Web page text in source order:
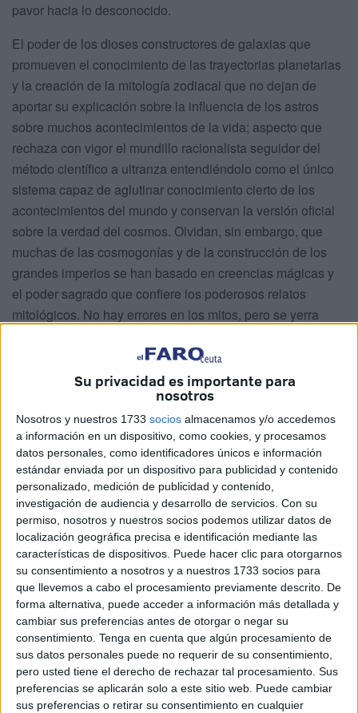
Su privacidad es importante para
nosotros
Nosotros y nuestros 1733 socios almacenamos y/o accedemos
a información en un dispositivo, como cookies, y procesamos
datos personales, como identificadores únicos e información
estándar enviada por un dispositivo para publicidad y contenido
personalizado, medición de publicidad y contenido,
investigación de audiencia y desarrollo de servicios. Con su
permiso, nosotros y nuestros socios podemos utilizar datos de
localización geográfica precisa e identificación mediante las
características de dispositivos. Puede hacer clic para otorgarnos
su consentimiento a nosotros y a nuestros 1733 socios para
que llevemos a cabo el procesamiento previamente descrito. De
forma alternativa, puede acceder a información más detallada y
cambiar sus preferencias antes de otorgar o negar su
consentimiento. Tenga en cuenta que algún procesamiento de
sus datos personales puede no requerir de su consentimiento,
pero usted tiene el derecho de rechazar tal procesamiento. Sus
preferencias se aplicarán solo a este sitio web. Puede cambiar
sus preferencias o retirar su consentimiento en cualquier
pavor hacia lo desconocido.
El poder de los dioses constructores de galaxias que
promueven el conocimiento de las trayectorias planetarias
y la creación de la mitología zodiacal que no dejan de
aportar su explicación sobre la influencia de los astros
sobre muchos acontecimientos de la vida; aspecto que
rechaza con vigor el mundillo racionalista seguidor del
método científico a ultranza entendiéndolo como el único
sistema capaz de aglutinar conocimiento cierto de los
acontecimientos del mundo y conservan la versión oficial
sobre la verdad del cosmos. Olvidan, sin embargo, que
muchas de las cosmogonías y de la construcción de los
grandes imperios se han basado en creencias mágicas y
el poder sagrado que confiere los poderosos relatos
mitológicos. No hay errores en los mitos, pero se yerra
racionalista a algo que no puede racionalizarse. Los mitos
sirven a fines y cometidos diversos que en definitiva
permiten anclarnos a la vida dando sentido a la existencia;
nos mantienen a salvo de la intemperie de los positivistas
y la desacralización del mundo y del propio universo. Los
otros seres vivos no van por el mundo racionalizándolo
todo y quizá no necesiten los mitos de la misma manera
que nosotros, pero puedo intuir que sienten los paisajes
naturales y el palpitar de Gaia con gran pasión.